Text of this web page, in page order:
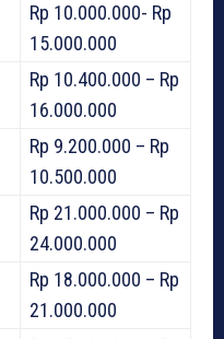
Rp 10.000.000- Rp
15.000.000
Rp 10.400.000 – Rp
16.000.000
Rp 9.200.000 – Rp
10.500.000
Rp 21.000.000 – Rp
24.000.000
Rp 18.000.000 – Rp
21.000.000